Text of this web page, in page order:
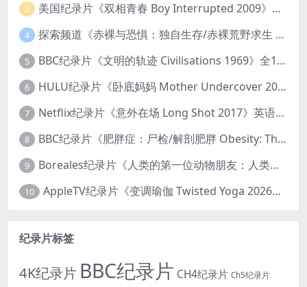
3 美国纪录片《双相青春 Boy Interrupted 2009》英语中英双字 官方纯净版 1080P/MKV/1.43G 青少年躁郁症
4 探索频道《赤裸与恐惧：独自生存/赤裸荒野求生 Naked and Afraid: Solo 2023》第一季全8集 英语中英双字 官方纯净版 高码1080P/MKV/45.4G
5 BBC纪录片《文明的轨迹 Civilisations 1969》全13集 英语中英双字 高清收藏版 1080P/MKV/64.1G 西方艺术史话
6 HULU纪录片《卧底妈妈 Mother Undercover 2023》全4集 英语中英双字 官方纯净版 1080P/MKV/7.6G 拯救孩子
7 Netflix纪录片《意外在场 Long Shot 2017》英语中字 720P/NKV/1.06GB 美国谋杀误判案件
8 BBC纪录片《肥胖症：尸检/解剖肥胖 Obesity: The Post Mortem 2016》英语中英双字 无水印纯净版 1080P/MKV/1.03G
9 Boreales纪录片《人类的第一位动物朋友：人类和狗的神奇故事 Man’s First Friend 2018》英语中英双字 1080P/MP4/1.8G 狗的神奇故事
10 AppleTV纪录片《变调瑜伽 Twisted Yoga 2026》全3集 英语中英双字 无水印纯净版 1080P/MKV/10G 瑜伽大师背后的真相
纪录片标签
4K纪录片 BBC纪录片 CH4纪录片 Ch5纪录片